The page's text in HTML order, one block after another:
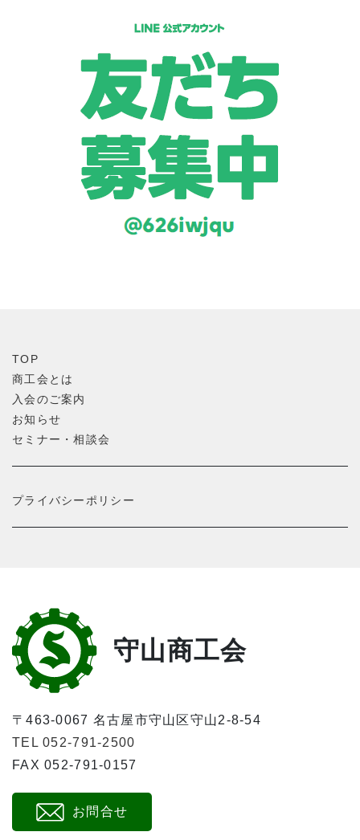
TOP
商工会とは
入会のご案内
お知らせ
セミナー・相談会
プライバシーポリシー
守山商工会
〒463-0067 名古屋市守山区守山2-8-54
TEL 052-791-2500
FAX 052-791-0157
お問合せ